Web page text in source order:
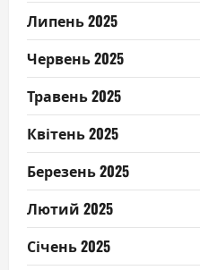
Липень 2025
Червень 2025
Травень 2025
Квітень 2025
Березень 2025
Лютий 2025
Січень 2025